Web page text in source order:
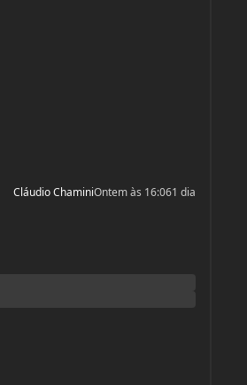
Cláudio ChaminiOntem às 16:061 dia